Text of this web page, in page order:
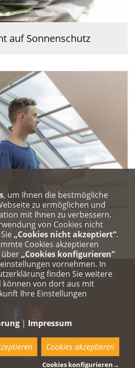
auf Sonnenschutz
Impressum
Datenschutz
Einstellungen
, um Ihnen die bestmögliche
zu ermöglichen und
mit Ihnen zu verbessern.
von Cookies nicht
„Cookies nicht akzeptiert“.
Cookies akzeptieren
über „Cookies konfigurieren“
vornehmen. In
finden Sie weitere
von dort aus mit
Ihre Einstellungen
| Impressum
Cookies akzeptieren
Cookies konfigurieren→